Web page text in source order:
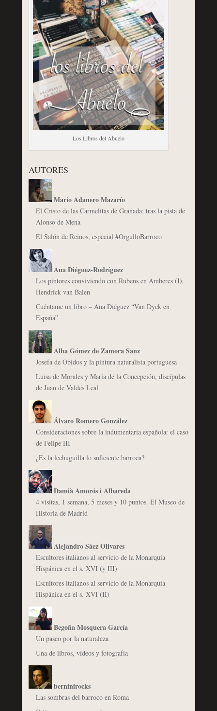
Los Libros del Abuelo
AUTORES
Mario Adanero Mazarío
El Cristo de las Carmelitas de Granada: tras la pista de
Alonso de Mena
El Salón de Reinos, especial #OrgulloBarroco
Ana Diéguez-Rodríguez
Los pintores conviviendo con Rubens en Amberes (I).
Hendrick van Balen
Cuéntame un libro – Ana Diéguez “Van Dyck en
España”
Alba Gómez de Zamora Sanz
Josefa de Óbidos y la pintura naturalista portuguesa
Luisa de Morales y María de la Concepción, discípulas
de Juan de Valdés Leal
Álvaro Romero González
Consideraciones sobre la indumentaria española: el caso
de Felipe III
¿Es la lechuguilla lo suficiente barroca?
Damià Amorós i Albareda
4 visitas, 1 semana, 5 meses y 10 puntos. El Museo de
Historia de Madrid
Alejandro Sáez Olivares
Escultores italianos al servicio de la Monarquía
Hispánica en el s. XVI (y III)
Escultores italianos al servicio de la Monarquía
Hispánica en el s. XVI (II)
Begoña Mosquera García
Un paseo por la naturaleza
Una de libros, vídeos y fotografía
berninirocks
Las sombras del barroco en Roma